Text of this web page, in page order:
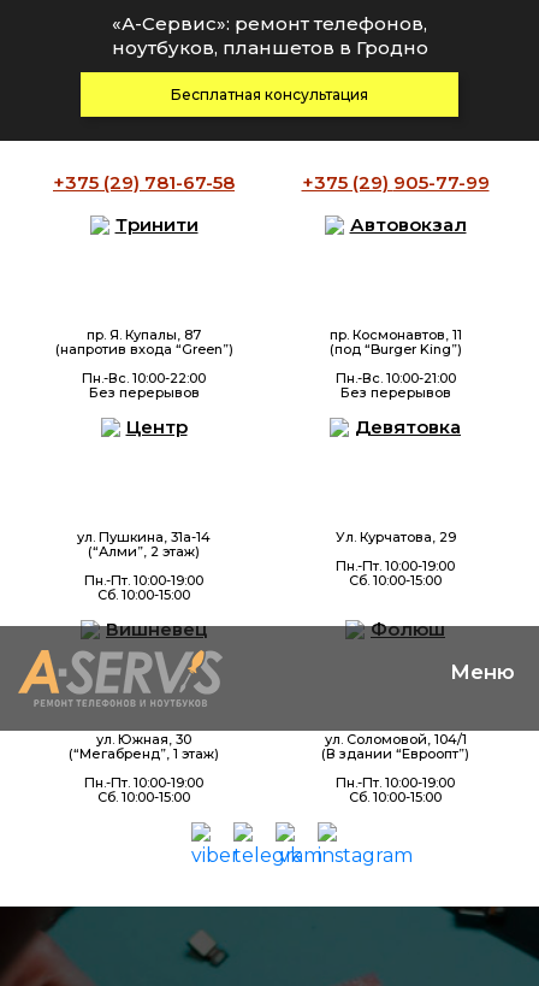
+375 (29) 781-67-58 +375 (29) 905-77-99
Тринити
пр. Я. Купалы, 87
(напротив входа “Green”)
Пн.-Вс. 10:00-22:00
Без перерывов
Автовокзал
пр. Космонавтов, 11
(под “Burger King”)
Пн.-Вс. 10:00-21:00
Без перерывов
Центр
ул. Пушкина, 31а-14
(“Алми”, 2 этаж)
Пн.-Пт. 10:00-19:00
Сб. 10:00-15:00
Девятовка
Ул. Курчатова, 29
Пн.-Пт. 10:00-19:00
Сб. 10:00-15:00
Вишневец
ул. Южная, 30
(“Мегабренд”, 1 этаж)
Пн.-Пт. 10:00-19:00
Сб. 10:00-15:00
Фолюш
ул. Соломовой, 104/1
(В здании “Евроопт”)
Пн.-Пт. 10:00-19:00
Сб. 10:00-15:00
«А-Сервис»: ремонт телефонов,
ноутбуков, планшетов в Гродно
Бесплатная консультация